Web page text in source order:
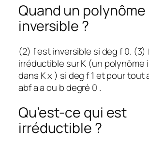
Quand un
inversible ?
(2) f est inversible si deg f 0. (3)
irréductible sur K (un polynôme
dans K x ) si deg f 1 et pour tout
abf a a ou b degré 0 .
Qu’est-ce qui est
irréductible ?